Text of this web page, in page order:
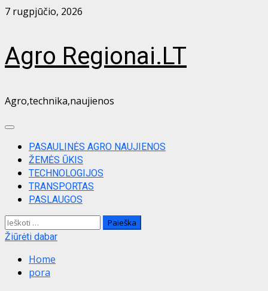
Skip
7 rugpjūčio, 2026
Agro Regionai.LT
Agro,technika,naujienos
Primary
MenuPASAULINĖS AGRO NAUJIENOS
ŽEMĖS ŪKIS
TECHNOLOGIJOS
TRANSPORTAS
PASLAUGOS
Ieškoti:
Žiūrėti dabar
Home
pora